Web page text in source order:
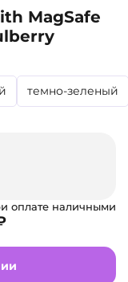
MagSafe
темно-зеленый
оплате наличными